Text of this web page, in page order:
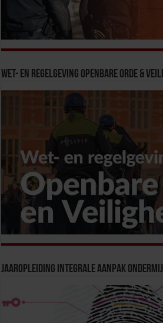
Wet- en Regelgeving Openbare Orde &
Jaaropleiding Integrale Aanpak